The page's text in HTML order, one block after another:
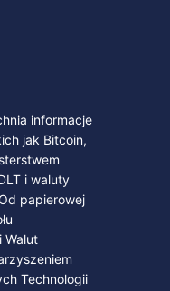
informacje
jak Bitcoin,
i waluty
papierowej
Walut
Technologii